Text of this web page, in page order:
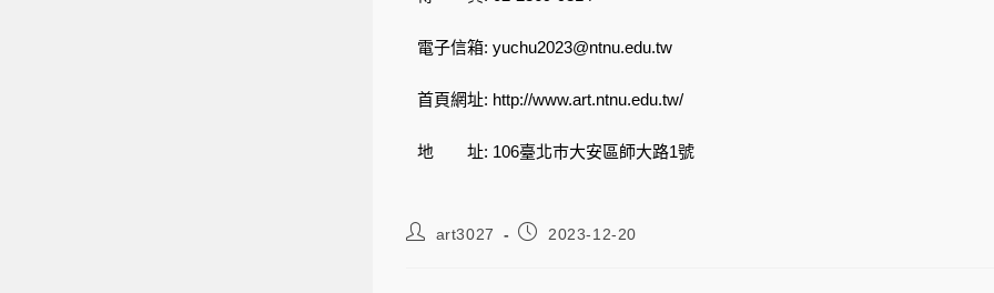
電子信箱: yuchu2023@ntnu.edu.tw
首頁網址: http://www.art.ntnu.edu.tw/
地 址: 106臺北巿大安區師大路1號
art3027 2023-12-20